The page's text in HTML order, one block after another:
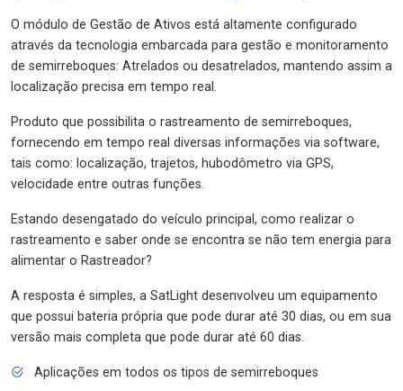
O módulo de Gestão de Ativos está altamente configurado
através da tecnologia embarcada para gestão e monitoramento
de semirreboques: Atrelados ou desatrelados, mantendo assim a
localização precisa em tempo real.
Produto que possibilita o rastreamento de semirreboques,
fornecendo em tempo real diversas informações via software,
tais como: localização, trajetos, hubodômetro via GPS,
velocidade entre outras funções.
Estando desengatado do veículo principal, como realizar o
rastreamento e saber onde se encontra se não tem energia para
alimentar o Rastreador?
A resposta é simples, a SatLight desenvolveu um equipamento
que possui bateria própria que pode durar até 30 dias, ou em sua
versão mais completa que pode durar até 60 dias.
Aplicações em todos os tipos de semirreboques